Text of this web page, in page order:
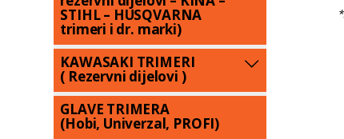
STIHL – HUSQVARNA
trimeri i dr. marki)
KAWASAKI TRIMERI
( Rezervni dijelovi )
GLAVE TRIMERA
(Hobi, Univerzal, PROFI)